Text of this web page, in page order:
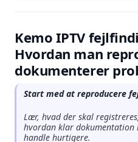
Kemo IPTV
Hvordan man
dokumenterer
Start med at reproducere
Lær, hvad der skal
hvordan klar
handle hurtigere.